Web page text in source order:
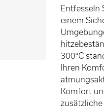
Entfesseln
einem
300°C
Ihren
Komfort